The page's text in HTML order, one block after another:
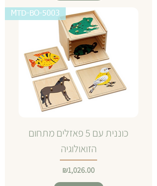
MTD-BO-5003
כוננית עם 5 פאזלים מתחום
הזואולוגיה
Price
₪1,026.00